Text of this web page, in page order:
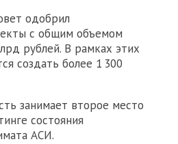
одобрил
с общим объемом
рублей. В рамках этих
создать более 1 300
занимает второе место
состояния
АСИ.